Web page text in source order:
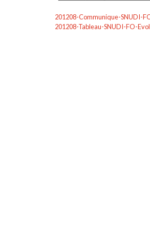
201208-Communique-SNUDI-
201208-Tableau-SNUDI-FO-